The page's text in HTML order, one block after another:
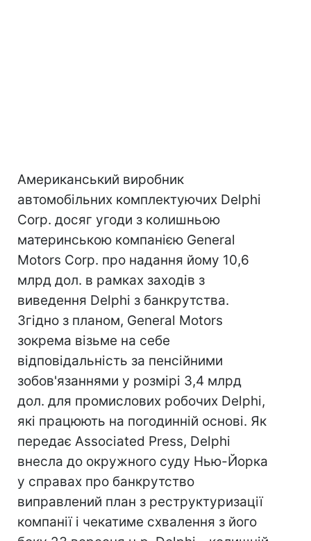
Американський виробник
автомобільних комплектуючих Delphi
Corp. досяг угоди з колишньою
материнською компанією General
Motors Corp. про надання йому 10,6
млрд дол. в рамках заходів з
виведення Delphi з банкрутства.
Згідно з планом, General Motors
зокрема візьме на себе
відповідальність за пенсійними
зобов'язаннями у розмірі 3,4 млрд
дол. для промислових робочих Delphi,
які працюють на погодинній основі. Як
передає Associated Press, Delphi
внесла до окружного суду Нью-Йорка
у справах про банкрутство
виправлений план з реструктуризації
компанії і чекатиме схвалення з його